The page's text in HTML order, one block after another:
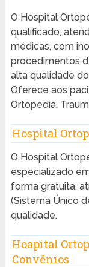
O Hospital
qualificado,
médicas, com
procedimentos
alta qualidade
Oferece aos
Ortopedia,
Hospital
O Hospital
especializado
forma gratuita,
(Sistema Único
qualidade.
Hoapital
Convênios